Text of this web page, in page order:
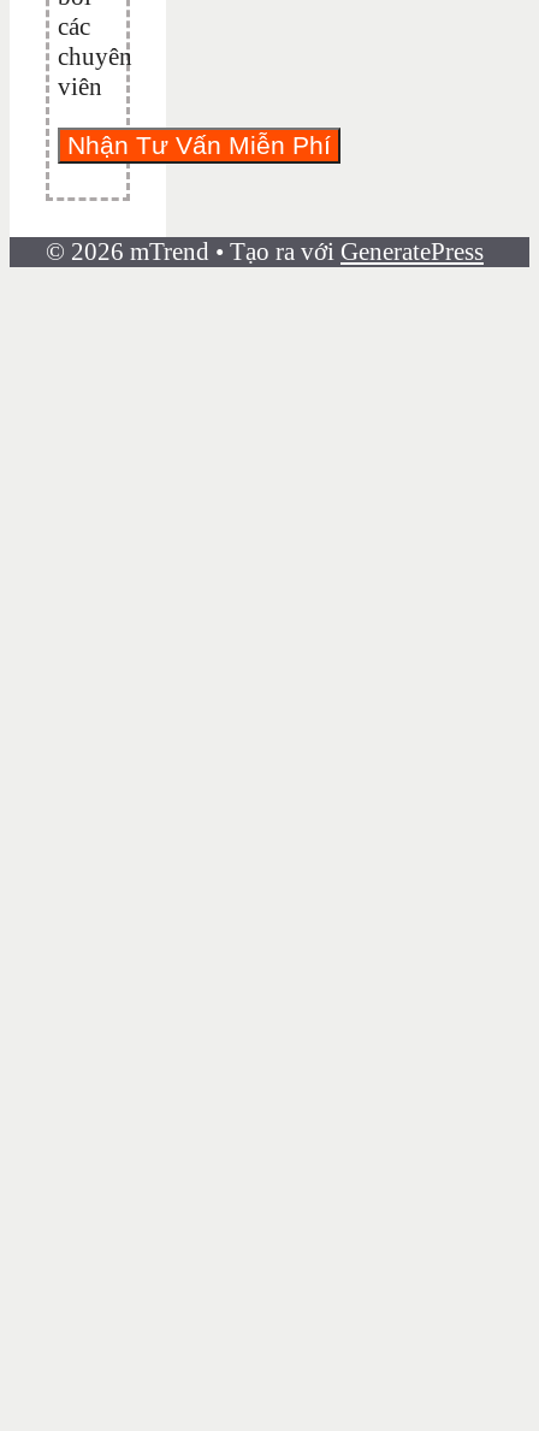
các
chuyên
viên
© 2026 mTrend • Tạo ra với GeneratePress